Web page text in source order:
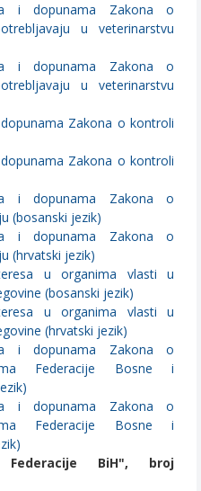
i dopunama Zakona o
u veterinarstvu
i dopunama Zakona o
u veterinarstvu
Zakona o kontroli
Zakona o kontroli
i dopunama Zakona o
(bosanski jezik)
i dopunama Zakona o
(hrvatski jezik)
u organima vlasti u
(bosanski jezik)
u organima vlasti u
(hrvatski jezik)
i dopunama Zakona o
Federacije Bosne i
i dopunama Zakona o
Federacije Bosne i
Federacije BiH", broj